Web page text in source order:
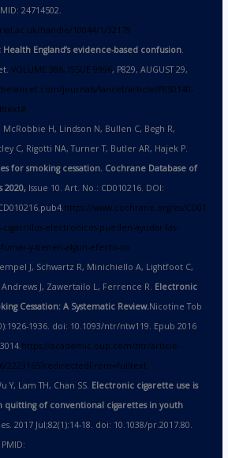
24714502.
handle/10044/1/32179
Health England’s evidence-based confusion.
VOLUME 386, ISSUE 9996, P829, AUGUST 29,
journals/lancet/article/PIIS0140-
McRobbie H, Lindson N, Bullen C, Begh R,
C, Rigotti NA, Turner T, Butler AR, Hajek P.
for smoking cessation. Cochrane Database of
2020, Issue 10. Art. No.: CD010216. DOI:
https://www.cochrane.org/es/CD01
cigarrillos-electronicos-pueden-ayudar-las-
y-tienen-algun-efecto-no
J, Schwartz R, Minichiello A, Lightfoot C,
J, Zawertailo L, Ferrence R. Electronic
Cessation: A Systematic Review.Nicotine Tob
1936. doi: 10.1093/ntr/ntw119. Epub 2016
https://academic.oup.com/ntr/article-
2223165?redirectedFrom=fulltext
Y, Lam TH, Chan SS. Electronic cigarette use is
quitting of conventional cigarettes in youth
2017 Jul;82(1):14-18. doi: 10.1038/pr.2017.80.